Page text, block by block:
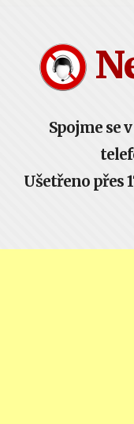
Spojme se
Ušetřeno přes